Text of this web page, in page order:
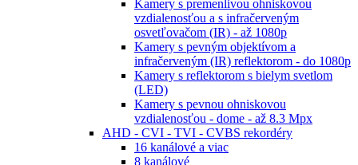
Kamery s premenlivou ohniskovou
vzdialenosťou a s infračerveným
osvetľovačom (IR) - až 1080p
Kamery s pevným objektívom a
infračerveným (IR) reflektorom - do 1080p
Kamery s reflektorom s bielym svetlom
(LED)
Kamery s pevnou ohniskovou
vzdialenosťou - dome - až 8.3 Mpx
AHD - CVI - TVI - CVBS rekordéry
16 kanálové a viac
8 kanálové